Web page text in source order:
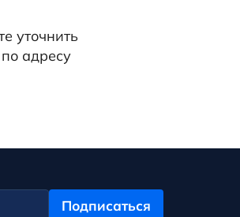
уточнить
адресу
Подписаться